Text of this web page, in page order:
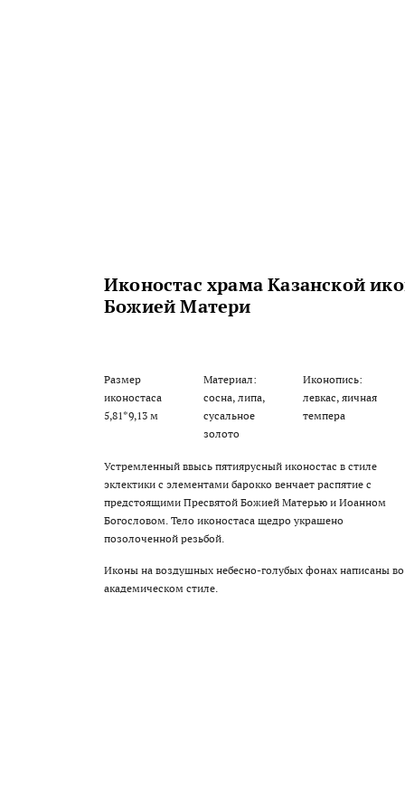
Иконостас храма Казанской
Божией Матери
Размер
иконостаса
5,81*9,13 м
Материал:
сосна, липа,
сусальное
золото
Иконопись:
левкас, яичная
темпера
Устремленный ввысь пятиярусный иконостас в стиле
эклектики с элементами барокко венчает распятие с
предстоящими Пресвятой Божией Матерью и Иоанном
Богословом. Тело иконостаса щедро украшено
позолоченной резьбой.
Иконы на воздушных небесно-голубых фонах написаны во
академическом стиле.